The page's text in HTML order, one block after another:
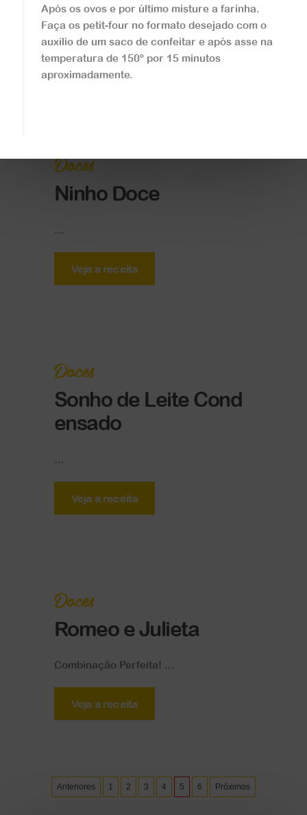
...
Veja a receita
Doces
Ninho Doce
...
Veja a receita
Doces
Sonho de Leite Cond
ensado
...
Veja a receita
Doces
Romeo e Julieta
Combinação Perfeita! ...
Veja a receita
Anteriores 1 2 3 4 5 6 Próximos
Após os ovos e por último misture a farinha.
Faça os petit-four no formato desejado com o
auxílio de um saco de confeitar e após asse na
temperatura de 150º por 15 minutos
aproximadamente.